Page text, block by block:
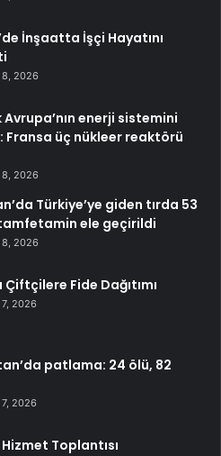
İnşaatta İşçi Hayatını
2026
Avrupa’nın enerji sistemini
Fransa üç nükleer reaktörü
2026
Türkiye’ye giden tırda 53
ele geçirildi
2026
Çiftçilere Fide Dağıtımı
2026
patlama: 24 ölü, 82
2026
Toplantısı